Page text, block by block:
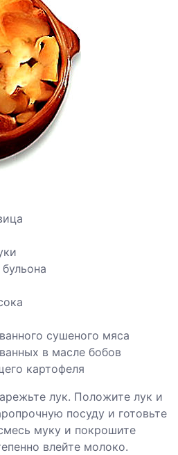
сушеного мяса
в масле бобов
картофеля
лук. Положите лук и
посуду и готовьте
муку и покрошите
влейте молоко.